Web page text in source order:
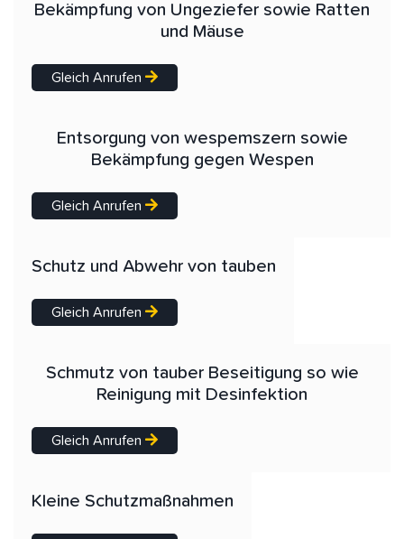
Bekämpfung von Ungeziefer sowie Ratten
und Mäuse
Gleich Anrufen
Entsorgung von wespemszern sowie
Bekämpfung gegen Wespen
Gleich Anrufen
Schutz und Abwehr von tauben
Gleich Anrufen
Schmutz von tauber Beseitigung so wie
Reinigung mit Desinfektion
Gleich Anrufen
Kleine Schutzmaßnahmen